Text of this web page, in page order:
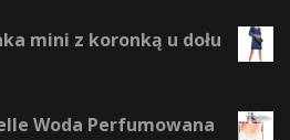
mini z koronką u dołu
Woda Perfumowana